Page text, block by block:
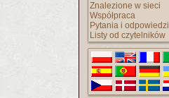
Znalezione w sieci
Współpraca
Pytania i odpowiedzi
Listy od czytelników